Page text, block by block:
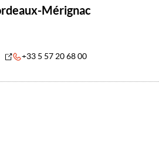
Mérignac
+33 5 57 20 68 00